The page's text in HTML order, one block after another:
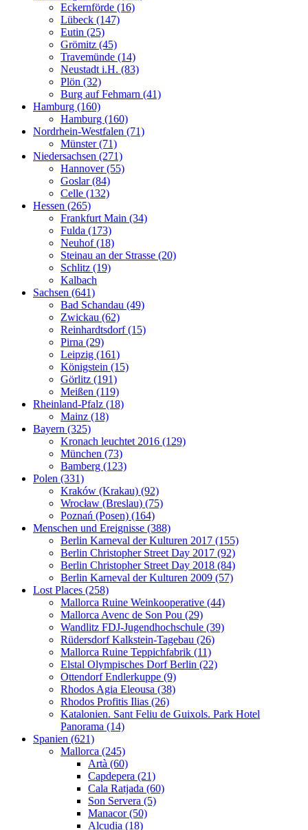
Eckernförde (16)
Lübeck (147)
Eutin (25)
Grömitz (45)
Travemünde (14)
Neustadt i.H. (83)
Plön (32)
Burg auf Fehmarn (41)
Hamburg (160)
Hamburg (160)
Nordrhein-Westfalen (71)
Münster (71)
Niedersachsen (271)
Hannover (55)
Goslar (84)
Celle (132)
Hessen (265)
Frankfurt Main (34)
Fulda (173)
Neuhof (18)
Steinau an der Strasse (20)
Schlitz (19)
Kalbach
Sachsen (641)
Bad Schandau (49)
Zwickau (62)
Reinhardtsdorf (15)
Pirna (29)
Leipzig (161)
Königstein (15)
Görlitz (191)
Meißen (119)
Rheinland-Pfalz (18)
Mainz (18)
Bayern (325)
Kronach leuchtet 2016 (129)
München (73)
Bamberg (123)
Polen (331)
Kraków (Krakau) (92)
Wrocław (Breslau) (75)
Poznań (Posen) (164)
Menschen und Ereignisse (388)
Berlin Karneval der Kulturen 2017 (155)
Berlin Christopher Street Day 2017 (92)
Berlin Christopher Street Day 2018 (84)
Berlin Karneval der Kulturen 2009 (57)
Lost Places (258)
Mallorca Ruine Weinkooperative (44)
Mallorca Avenc de Son Pou (29)
Wandlitz FDJ-Jugendhochschule (39)
Rüdersdorf Kalkstein-Tagebau (26)
Mallorca Ruine Teppichfabrik (11)
Elstal Olympisches Dorf Berlin (22)
Ottendorf Endlerkuppe (9)
Rhodos Agia Eleousa (38)
Rhodos Profitis Ilias (26)
Katalonien. Sant Feliu de Guixols. Park Hotel
Panorama (14)
Spanien (621)
Mallorca (245)
Artà (60)
Capdepera (21)
Cala Ratjada (60)
Son Servera (5)
Manacor (50)
Alcudia (18)